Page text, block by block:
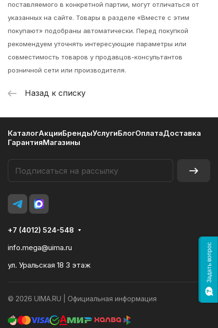
поставляемого в конкретной партии, могут отличаться от
указанных на сайте. Товары в разделе «Вместе с этим
покупают» подобраны автоматически. Перед покупкой
рекомендуем уточнять интересующие параметры или
совместимость товаров у продавцов-консультантов
розничной сети или производителя.
Назад к списку
КаталогАкцииБрендыУслугиБлогОплатаДоставка
ГарантияМагазины
+7 (4012) 524-548
info.mega@uima.ru
ул. Уральская 18 3 этаж
© 2026 UIMA.RU | Официальная информация
Задать вопрос